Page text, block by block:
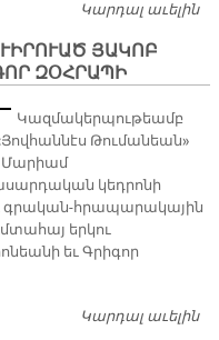
Կարդալ աւելին
ՅԱԿՈԲ
ԶՕՀՐԱՊԻ
Կազմակերպութեամբ
Թումանեան»
Մարիամ
կեդրոնի
գրական-հրապարակային
երկու
եւ Գրիգոր
Կարդալ աւելին